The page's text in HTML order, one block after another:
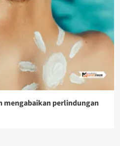
mengabaikan perlindungan